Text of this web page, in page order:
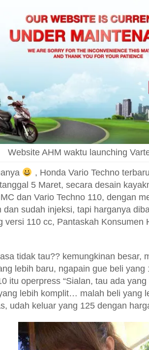
Website AHM waktu launching
, Honda Vario Techno
5 Maret, secara desain
dan Vario Techno 110, dengan
dan sudah injeksi, tapi harganya
versi 110 cc, Pantaskah Konsumen
tidak tau?? kemungkinan besar,
lebih baru, ngapain gue beli yang
itu operpress “Sialan, tau ada
lebih komplit… malah beli yang
udah keluar yang 125 dengan